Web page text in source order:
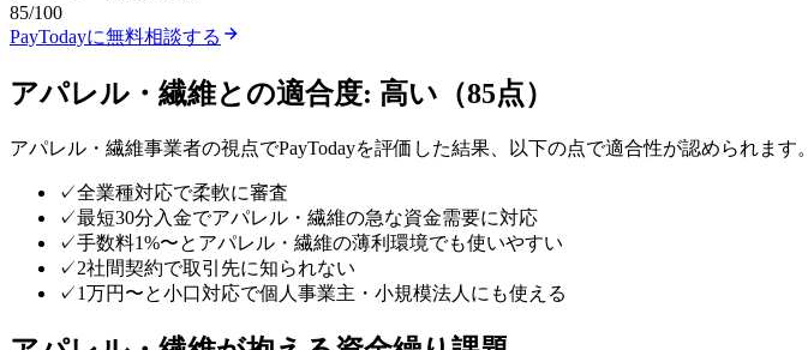
85/100
PayTodayに無料相談する
アパレル・繊維との適合度: 高い （85点）
アパレル・繊維事業者の視点でPayTodayを評価した結果、以下の点で適合性が認められます。
✓全業種対応で柔軟に審査
✓最短30分入金でアパレル・繊維の急な資金需要に対応
✓手数料1%〜とアパレル・繊維の薄利環境でも使いやすい
✓2社間契約で取引先に知られない
✓1万円〜と小口対応で個人事業主・小規模法人にも使える